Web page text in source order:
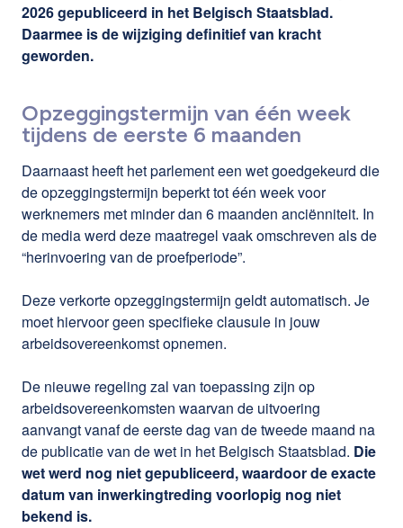
2026 gepubliceerd in het Belgisch Staatsblad.
Daarmee is de wijziging definitief van kracht
geworden.
Opzeggingstermijn van één week
tijdens de eerste 6 maanden
Daarnaast heeft het parlement een wet goedgekeurd die
de opzeggingstermijn beperkt tot één week voor
werknemers met minder dan 6 maanden anciënniteit. In
de media werd deze maatregel vaak omschreven als de
“herinvoering van de proefperiode”.
Deze verkorte opzeggingstermijn geldt automatisch. Je
moet hiervoor geen specifieke clausule in jouw
arbeidsovereenkomst opnemen.
De nieuwe regeling zal van toepassing zijn op
arbeidsovereenkomsten waarvan de uitvoering
aanvangt vanaf de eerste dag van de tweede maand na
de publicatie van de wet in het Belgisch Staatsblad. Die
wet werd nog niet gepubliceerd, waardoor de exacte
datum van inwerkingtreding voorlopig nog niet
bekend is.